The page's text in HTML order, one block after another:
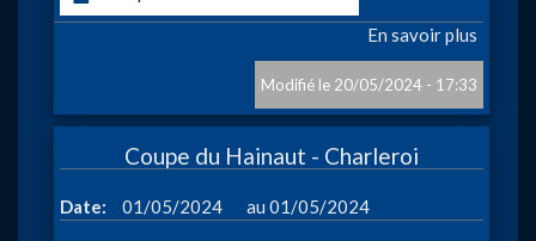
En savoir plus
«Ethias
Trophy
20/05/2024 - 17:33
Coupe du Hainaut - Charleroi
Date 01/05/2024 à
01/05/2024